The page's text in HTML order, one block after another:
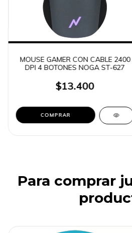
MOUSE GAMER CON CABLE 2400
DPI 4 BOTONES NOGA ST-627
$13.400
Para comprar